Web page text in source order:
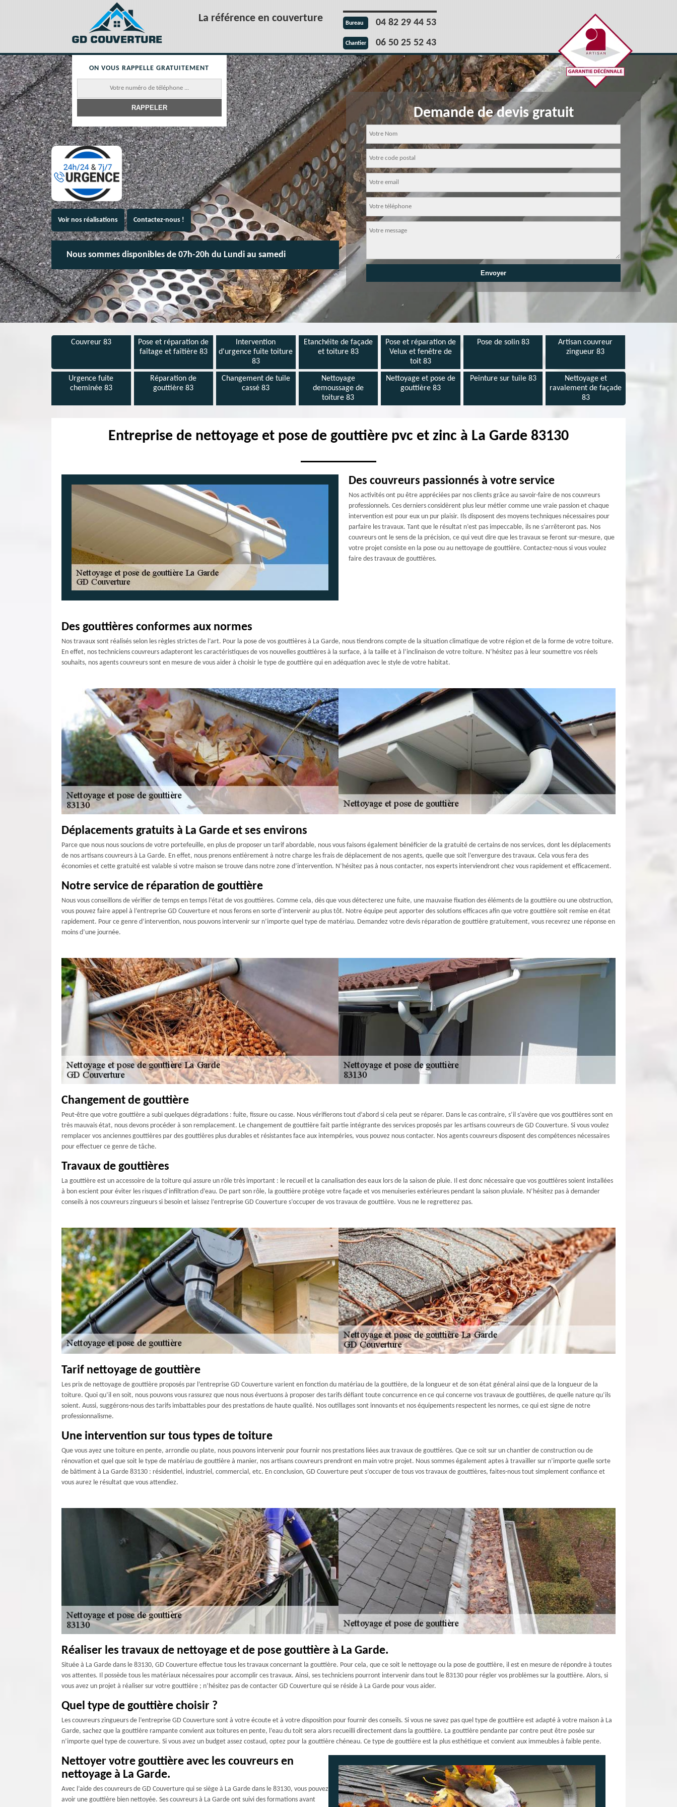
La référence en couverture Bureau 04 82 29 44 53
Chantier 06 50 25 52 43
Voir nos réalisations Contactez-nous !
Nous sommes disponibles de 07h-20h du Lundi au samedi
Demande de devis gratuit
ON VOUS RAPPELLE GRATUITEMENT
Couvreur 83
Pose et réparation de
faîtage et faîtière 83
Intervention
d'urgence fuite toiture
83
Etanchéite de façade
et toiture 83
Pose et réparation de
Velux et fenêtre de
toit 83
Pose de solin 83
Artisan couvreur
zingueur 83
Urgence fuite
cheminée 83
Réparation de
gouttière 83
Changement de tuile
cassé 83
Nettoyage
demoussage de
toiture 83
Nettoyage et pose de
gouttière 83
Peinture sur tuile 83
Nettoyage et
ravalement de façade
83
Entreprise de nettoyage et pose de gouttière pvc et zinc à La Garde 83130
Des couvreurs passionnés à votre service
Nos activités ont pu être appréciées par nos clients grâce au savoir-faire de nos couvreurs
professionnels. Ces derniers considèrent plus leur métier comme une vraie passion et chaque
intervention est pour eux un pur plaisir. Ils disposent des moyens techniques nécessaires pour
parfaire les travaux. Tant que le résultat n’est pas impeccable, ils ne s’arrêteront pas. Nos
couvreurs ont le sens de la précision, ce qui veut dire que les travaux se feront sur-mesure, que
votre projet consiste en la pose ou au nettoyage de gouttière. Contactez-nous si vous voulez
faire des travaux de gouttières.
Des gouttières conformes aux normes
Nos travaux sont réalisés selon les règles strictes de l’art. Pour la pose de vos gouttières à La Garde, nous tiendrons compte de la situation climatique de votre région et de la forme de votre toiture.
En effet, nos techniciens couvreurs adapteront les caractéristiques de vos nouvelles gouttières à la surface, à la taille et à l’inclinaison de votre toiture. N’hésitez pas à leur soumettre vos réels
souhaits, nos agents couvreurs sont en mesure de vous aider à choisir le type de gouttière qui en adéquation avec le style de votre habitat.
Déplacements gratuits à La Garde et ses environs
Parce que nous nous soucions de votre portefeuille, en plus de proposer un tarif abordable, nous vous faisons également bénéficier de la gratuité de certains de nos services, dont les déplacements
de nos artisans couvreurs à La Garde. En effet, nous prenons entièrement à notre charge les frais de déplacement de nos agents, quelle que soit l’envergure des travaux. Cela vous fera des
économies et cette gratuité est valable si votre maison se trouve dans notre zone d’intervention. N’hésitez pas à nous contacter, nos experts interviendront chez vous rapidement et efficacement.
Notre service de réparation de gouttière
Nous vous conseillons de vérifier de temps en temps l’état de vos gouttières. Comme cela, dès que vous détecterez une fuite, une mauvaise fixation des éléments de la gouttière ou une obstruction,
vous pouvez faire appel à l’entreprise GD Couverture et nous ferons en sorte d’intervenir au plus tôt. Notre équipe peut apporter des solutions efficaces afin que votre gouttière soit remise en état
rapidement. Pour ce genre d’intervention, nous pouvons intervenir sur n’importe quel type de matériau. Demandez votre devis réparation de gouttière gratuitement, vous recevrez une réponse en
moins d’une journée.
Changement de gouttière
Peut-être que votre gouttière a subi quelques dégradations : fuite, fissure ou casse. Nous vérifierons tout d’abord si cela peut se réparer. Dans le cas contraire, s’il s’avère que vos gouttières sont en
très mauvais état, nous devons procéder à son remplacement. Le changement de gouttière fait partie intégrante des services proposés par les artisans couvreurs de GD Couverture. Si vous voulez
remplacer vos anciennes gouttières par des gouttières plus durables et résistantes face aux intempéries, vous pouvez nous contacter. Nos agents couvreurs disposent des compétences nécessaires
pour effectuer ce genre de tâche.
Travaux de gouttières
La gouttière est un accessoire de la toiture qui assure un rôle très important : le recueil et la canalisation des eaux lors de la saison de pluie. Il est donc nécessaire que vos gouttières soient installées
à bon escient pour éviter les risques d’infiltration d’eau. De part son rôle, la gouttière protège votre façade et vos menuiseries extérieures pendant la saison pluviale. N’hésitez pas à demander
conseils à nos couvreurs zingueurs si besoin et laissez l’entreprise GD Couverture s’occuper de vos travaux de gouttière. Vous ne le regretterez pas.
Tarif nettoyage de gouttière
Les prix de nettoyage de gouttière proposés par l’entreprise GD Couverture varient en fonction du matériau de la gouttière, de la longueur et de son état général ainsi que de la longueur de la
toiture. Quoi qu’il en soit, nous pouvons vous rassurez que nous nous évertuons à proposer des tarifs défiant toute concurrence en ce qui concerne vos travaux de gouttières, de quelle nature qu’ils
soient. Aussi, suggérons-nous des tarifs imbattables pour des prestations de haute qualité. Nos outillages sont innovants et nos équipements respectent les normes, ce qui est signe de notre
professionnalisme.
Une intervention sur tous types de toiture
Que vous ayez une toiture en pente, arrondie ou plate, nous pouvons intervenir pour fournir nos prestations liées aux travaux de gouttières. Que ce soit sur un chantier de construction ou de
rénovation et quel que soit le type de matériau de gouttière à manier, nos artisans couvreurs prendront en main votre projet. Nous sommes également aptes à travailler sur n’importe quelle sorte
de bâtiment à La Garde 83130 : résidentiel, industriel, commercial, etc. En conclusion, GD Couverture peut s’occuper de tous vos travaux de gouttières, faites-nous tout simplement confiance et
vous aurez le résultat que vous attendiez.
Réaliser les travaux de nettoyage et de pose gouttière à La Garde.
Située à La Garde dans le 83130, GD Couverture effectue tous les travaux concernant la gouttière. Pour cela, que ce soit le nettoyage ou la pose de gouttière, il est en mesure de répondre à toutes
vos attentes. Il possède tous les matériaux nécessaires pour accomplir ces travaux. Ainsi, ses techniciens pourront intervenir dans tout le 83130 pour régler vos problèmes sur la gouttière. Alors, si
vous avez un projet à réaliser sur votre gouttière ; n’hésitez pas de contacter GD Couverture qui se réside à La Garde pour vous aider.
Quel type de gouttière choisir ?
Les couvreurs zingueurs de l’entreprise GD Couverture sont à votre écoute et à votre disposition pour fournir des conseils. Si vous ne savez pas quel type de gouttière est adapté à votre maison à La
Garde, sachez que la gouttière rampante convient aux toitures en pente, l’eau du toit sera alors recueilli directement dans la gouttière. La gouttière pendante par contre peut être posée sur
n’importe quel type de couverture. Si vous avez un budget assez costaud, optez pour la gouttière chéneau. Ce type de gouttière est la plus esthétique et convient aux immeubles à faible pente.
Nettoyer votre gouttière avec les couvreurs en
nettoyage à La Garde.
Avec l’aide des couvreurs de GD Couverture qui se siège à La Garde dans le 83130, vous pouvez
avoir une gouttière bien nettoyée. Ses couvreurs à La Garde ont suivi des formations avant